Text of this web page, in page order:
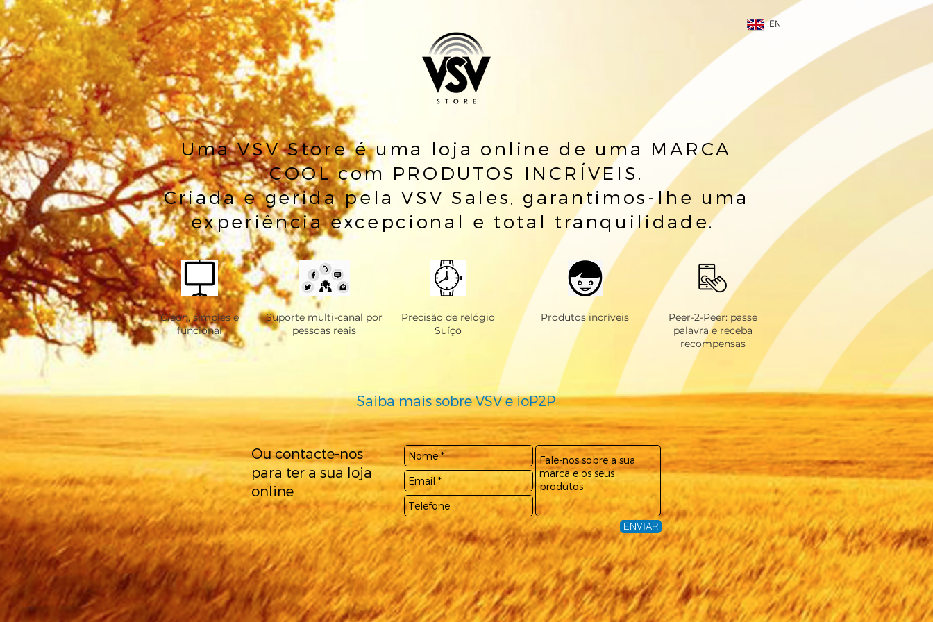
EN
Uma VSV Store é uma loja online de uma MARCA
COOL com PRODUTOS INCRÍVEIS.
Criada e gerida pela VSV Sales, garantimos-lhe uma
experiência excepcional e total tranquilidade.
Clean, simples e
funcional
Suporte multi-canal por
pessoas reais
Precisão de relógio
Suíço
Produtos incríveis
Peer-2-Peer: passe
palavra e receba
recompensas
Saiba mais sobre VSV e ioP2P
Ou contacte-nos
para ter a sua loja
online
ENVIAR